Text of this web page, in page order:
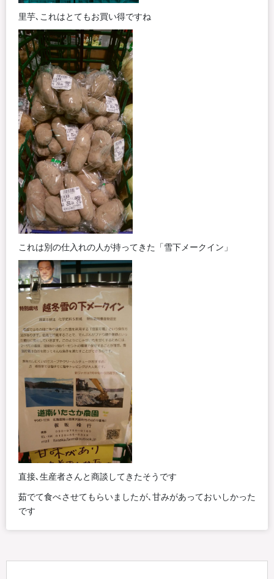
里芋､これはとてもお買い得ですね
これは別の仕入れの人が持ってきた「雪下メークイン」
直接､生産者さんと商談してきたそうです
茹でて食べさせてもらいましたが､甘みがあっておいしかった
です